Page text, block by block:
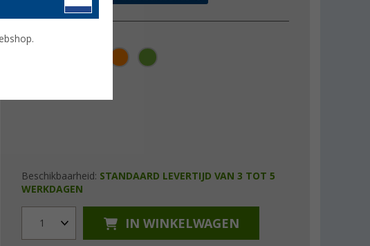
Kleur
Beschikbaarheid: STANDAARD LEVERTIJD VAN 3 TOT 5
WERKDAGEN
1 IN WINKELWAGEN